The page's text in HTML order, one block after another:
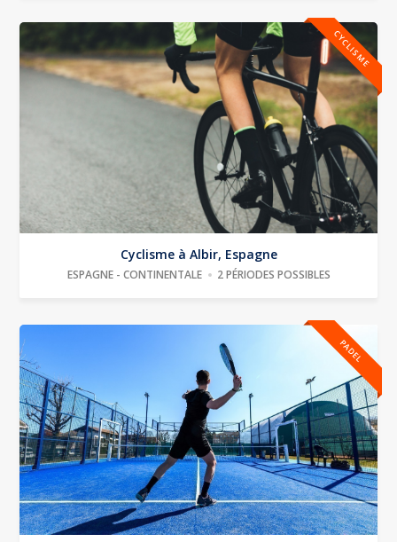
CYCLISME
Cyclisme à Albir, Espagne
ESPAGNE - CONTINENTALE 2 PÉRIODES POSSIBLES
PADEL